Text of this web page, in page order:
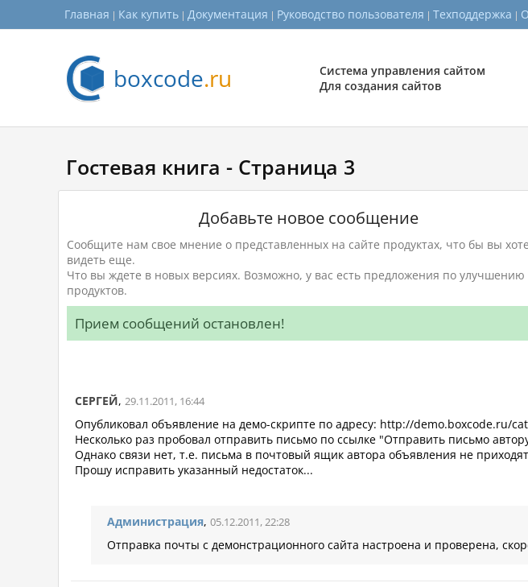
Главная Как купить Документация Руководство пользователя Техподдержка
boxcode.ru
Система управления сайтом
Для создания сайтов
Гостевая книга - Страница 3
Добавьте новое сообщение
Сообщите нам свое мнение о представленных на сайте продуктах, что бы вы
видеть еще.
Что вы ждете в новых версиях. Возможно, у вас есть предложения по улучшению
продуктов.
Прием сообщений остановлен!
СЕРГЕЙ, 29.11.2011, 16:44
Опубликовал объявление на демо-скрипте по адресу: http://demo.boxcode.ru/
Несколько раз пробовал отправить письмо по ссылке "Отправить письмо
Однако связи нет, т.е. письма в почтовый ящик автора объявления не
Прошу исправить указанный недостаток...
Администрация, 05.12.2011, 22:28
Отправка почты с демонстрационного сайта настроена и проверена,